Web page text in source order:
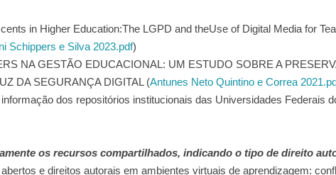
in Higher Education:The LGPD and theUse of Digital Media for
Schippers e Silva 2023.pdf)
NA GESTÃO EDUCACIONAL: UM ESTUDO SOBRE A
DA SEGURANÇA DIGITAL (Antunes Neto Quintino e Correa
dos repositórios institucionais das Universidades Federais
os recursos compartilhados, indicando o tipo de direito
e direitos autorais em ambientes virtuais de aprendizagem: